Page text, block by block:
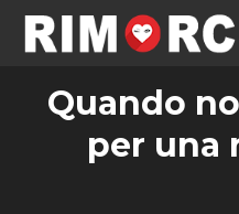
Quando
per una